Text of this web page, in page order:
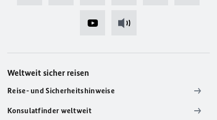
Weltweit sicher reisen
Reise- und Sicherheitshinweise
Konsulatfinder weltweit